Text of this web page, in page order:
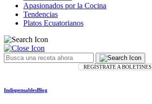
Apasionados por la Cocina
Tendencias
Platos Ecuatorianos
REGÍSTRATE A BOLETINES
IndispensablesBlog